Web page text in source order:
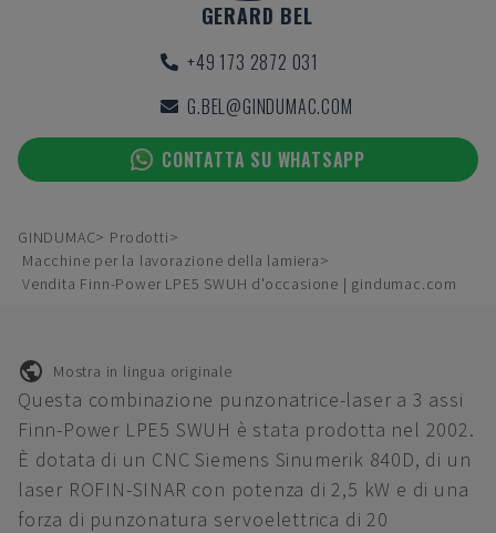
GERARD BEL
+49 173 2872 031
G.BEL@GINDUMAC.COM
CONTATTA SU WHATSAPP
GINDUMAC
Prodotti
Macchine per la lavorazione della lamiera
Vendita Finn-Power LPE5 SWUH d'occasione | gindumac.com
Mostra in lingua originale
Questa combinazione punzonatrice-laser a 3 assi
Finn-Power LPE5 SWUH è stata prodotta nel 2002.
È dotata di un CNC Siemens Sinumerik 840D, di un
laser ROFIN-SINAR con potenza di 2,5 kW e di una
forza di punzonatura servoelettrica di 20